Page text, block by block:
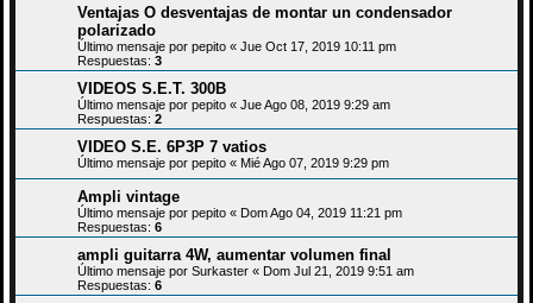
Ventajas O desventajas de montar un condensador
polarizado
Último mensaje por pepito « Jue Oct 17, 2019 10:11 pm
Respuestas: 3
VIDEOS S.E.T. 300B
Último mensaje por pepito « Jue Ago 08, 2019 9:29 am
Respuestas: 2
VIDEO S.E. 6P3P 7 vatios
Último mensaje por pepito « Mié Ago 07, 2019 9:29 pm
Ampli vintage
Último mensaje por pepito « Dom Ago 04, 2019 11:21 pm
Respuestas: 6
ampli guitarra 4W, aumentar volumen final
Último mensaje por Surkaster « Dom Jul 21, 2019 9:51 am
Respuestas: 6